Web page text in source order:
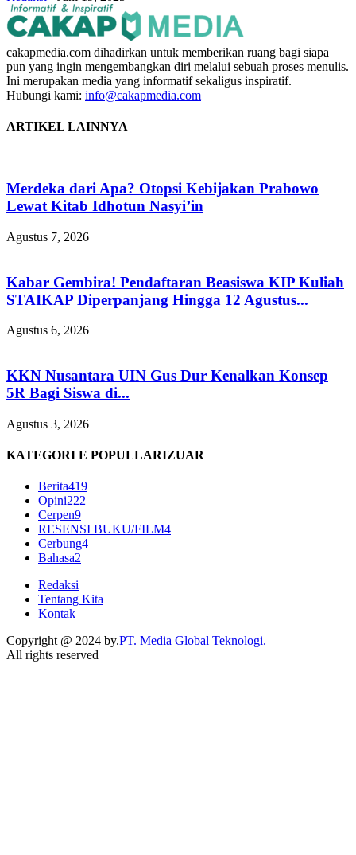
cakapmedia.com dihadirkan untuk memberikan ruang bagi siapa
pun yang ingin mengembangkan diri melalui sebuah proses menulis.
Ini merupakan media yang informatif sekaligus inspiratif.
Hubungi kami: info@cakapmedia.com
ARTIKEL LAINNYA
Merdeka dari Apa? Otopsi Kebijakan Prabowo
Lewat Kitab Idhotun Nasyi’in
Agustus 7, 2026
Kabar Gembira! Pendaftaran Beasiswa KIP Kuliah
STAIKAP Diperpanjang Hingga 12 Agustus...
Agustus 6, 2026
KKN Nusantara UIN Gus Dur Kenalkan Konsep
5R Bagi Siswa di...
Agustus 3, 2026
KATEGORI E POPULLARIZUAR
Berita419
Opini222
Cerpen9
RESENSI BUKU/FILM4
Cerbung4
Bahasa2
Redaksi
Tentang Kita
Kontak
Copyright @ 2024 by.PT. Media Global Teknologi.
All rights reserved